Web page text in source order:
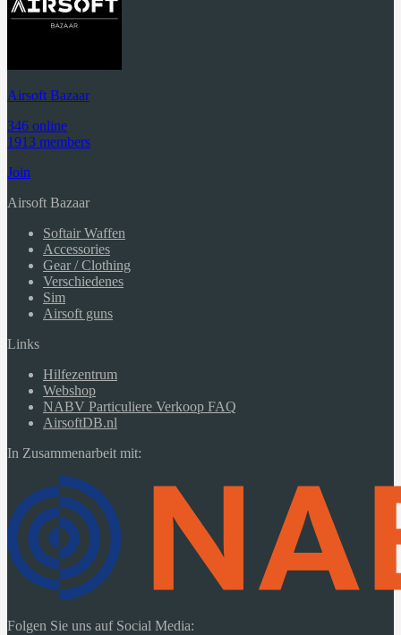
Airsoft Bazaar
346 online
1913 members
Join
Airsoft Bazaar
Softair Waffen
Accessories
Gear / Clothing
Verschiedenes
Sim
Airsoft guns
Links
Hilfezentrum
Webshop
NABV Particuliere Verkoop FAQ
AirsoftDB.nl
In Zusammenarbeit mit:
Folgen Sie uns auf Social Media: